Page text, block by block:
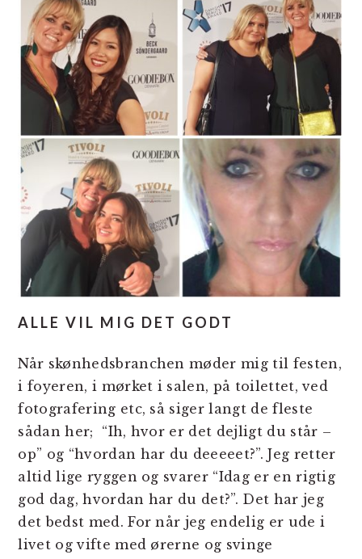
ALLE VIL MIG DET GODT
Når skønhedsbranchen møder mig til festen,
i foyeren, i mørket i salen, på toilettet, ved
fotografering etc, så siger langt de fleste
sådan her; “Ih, hvor er det dejligt du står –
op” og “hvordan har du deeeeet?”. Jeg retter
altid lige ryggen og svarer “Idag er en rigtig
god dag, hvordan har du det?”. Det har jeg
det bedst med. For når jeg endelig er ude i
livet og vifte med ørerne og svinge